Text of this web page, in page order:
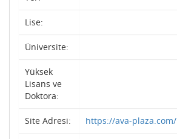
Lise:
Üniversite:
Yüksek
Lisans ve
Doktora:
Site Adresi: https://ava-plaza.com/